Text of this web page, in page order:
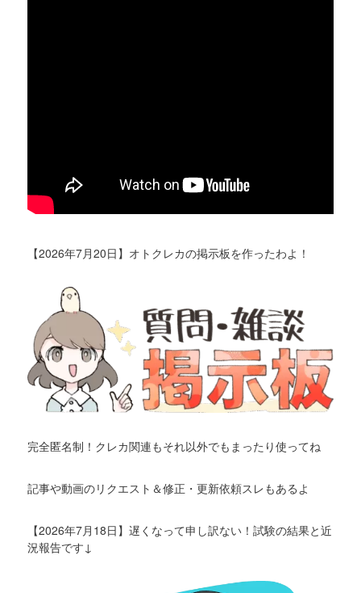
【2026年7月20日】オトクレカの掲示板を作ったわよ！
完全匿名制！クレカ関連もそれ以外でもまったり使ってね
記事や動画のリクエスト＆修正・更新依頼スレもあるよ
【2026年7月18日】遅くなって申し訳ない！試験の結果と近
況報告です↓